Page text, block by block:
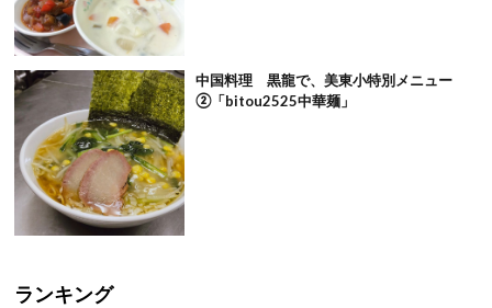
中国料理 黒龍で、美東小特別メニュー
②「bitou2525中華麺」
ランキング